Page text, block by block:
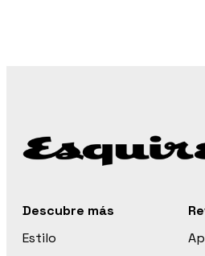
Descubre más
Estilo